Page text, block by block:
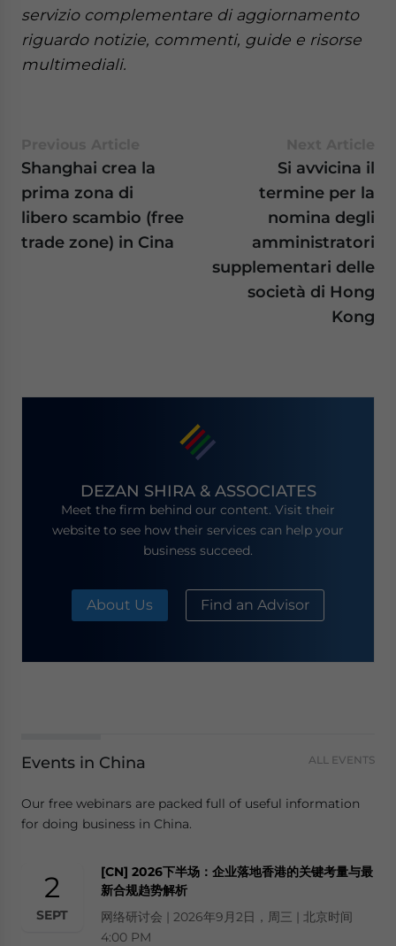
servizio complementare di aggiornamento
riguardo notizie, commenti, guide e risorse
multimediali.
Shanghai crea la
prima zona di
libero scambio (free
trade zone) in Cina
Si avvicina il
termine per la
nomina degli
amministratori
supplementari delle
società di Hong
Kong
DEZAN SHIRA & ASSOCIATES
Meet the firm behind our content. Visit their
website to see how their services can help your
business succeed.
About Us Find an Advisor
Events in China ALL EVENTS
Our free webinars are packed full of useful information
for doing business in China.
2
SEPT
[CN] 2026下半场：企业落地香港的关键考量与最
新合规趋势解析
网络研讨会 | 2026年9月2日，周三 | 北京时间
4:00 PM